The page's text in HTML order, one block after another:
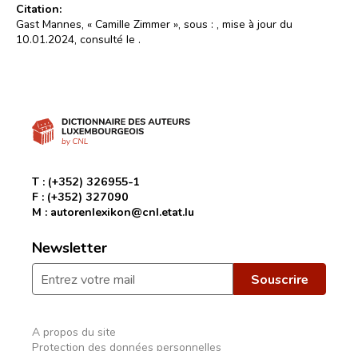
Citation:
Gast Mannes, « Camille Zimmer », sous : , mise à jour du
10.01.2024, consulté le .
T : (+352) 326955-1
F : (+352) 327090
M : autorenlexikon@cnl.etat.lu
Newsletter
A propos du site
Protection des données personnelles